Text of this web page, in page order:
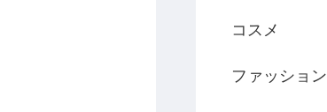
コスメ
ファッション